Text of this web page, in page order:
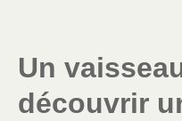
Un
découvrir